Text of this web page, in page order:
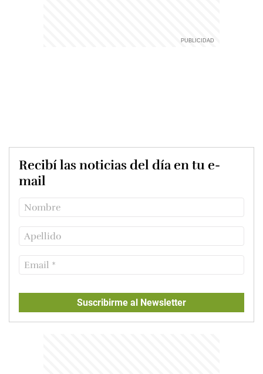
Recibí las noticias del día en tu e-
mail
Suscribirme al Newsletter